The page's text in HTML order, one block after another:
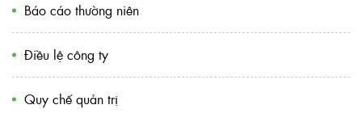
Báo cáo thường niên
Điều lệ công ty
Quy chế quản trị